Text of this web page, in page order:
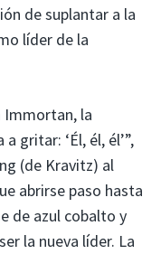
de suplantar a la
líder de la
Immortan, la
gritar: ‘Él, él, él’”,
(de Kravitz) al
abrirse paso hasta
de azul cobalto y
la nueva líder. La